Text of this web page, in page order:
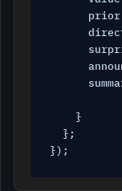
    }
  };
});